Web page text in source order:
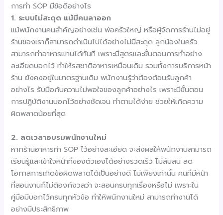
การทำ SOP มีข้อดีอย่างไร
1. ระบบไม่สะดุด แม้มีคนลาออก
แม้พนักงานคนสำคัญอย่างเช่น พ่อครัวใหญ่ หรือผู้จัดการร้านไม่อยู่
ร้านของเราก็สามารถดำเนินไปได้อย่างไม่มีสะดุด ลูกน้องในครัว
สามารถทำอาหารแทนได้ทันที เพราะมีสูตรและขั้นตอนการทำอย่าง
ละเอียดบอกไว้ ทำให้รสชาติอาหารเหมือนเดิม รวมทั้งการบริการหน้า
ร้าน ยังคงอยู่ในมาตรฐานเดิม พนักงานรู้ว่าต้องต้อนรับลูกค้า
อย่างไร รับมือกับความไม่พอใจของลูกค้าอย่างไร เพราะมีขั้นตอน
การปฏิบัติงานบอกไว้อย่างชัดเจน ทำตามได้ง่าย ช่วยให้เกิดความ
ผิดพลาดน้อยที่สุด
2. ลดเวลาอบรมพนักงานใหม่
หากร้านอาหารทำ SOP ไว้อย่างละเอียด จะส่งผลให้พนักงานสามารถ
เรียนรู้และเข้าใจหน้าที่ของตัวเองได้อย่างรวดเร็ว ไม่สับสน ลด
โอกาสการเกิดข้อผิดพลาดได้เป็นอย่างดี ไม่เพียงเท่านั้น คนที่มีหน้า
ที่สอนงานก็ไม่ต้องกังวลว่า จะสอนครบทุกเรื่องหรือไม่ เพราะใน
คู่มือมีบอกไว้ครบทุกหัวข้อ ทำให้พนักงานใหม่ สามารถทำงานได้
อย่างมีประสิทธิภาพ